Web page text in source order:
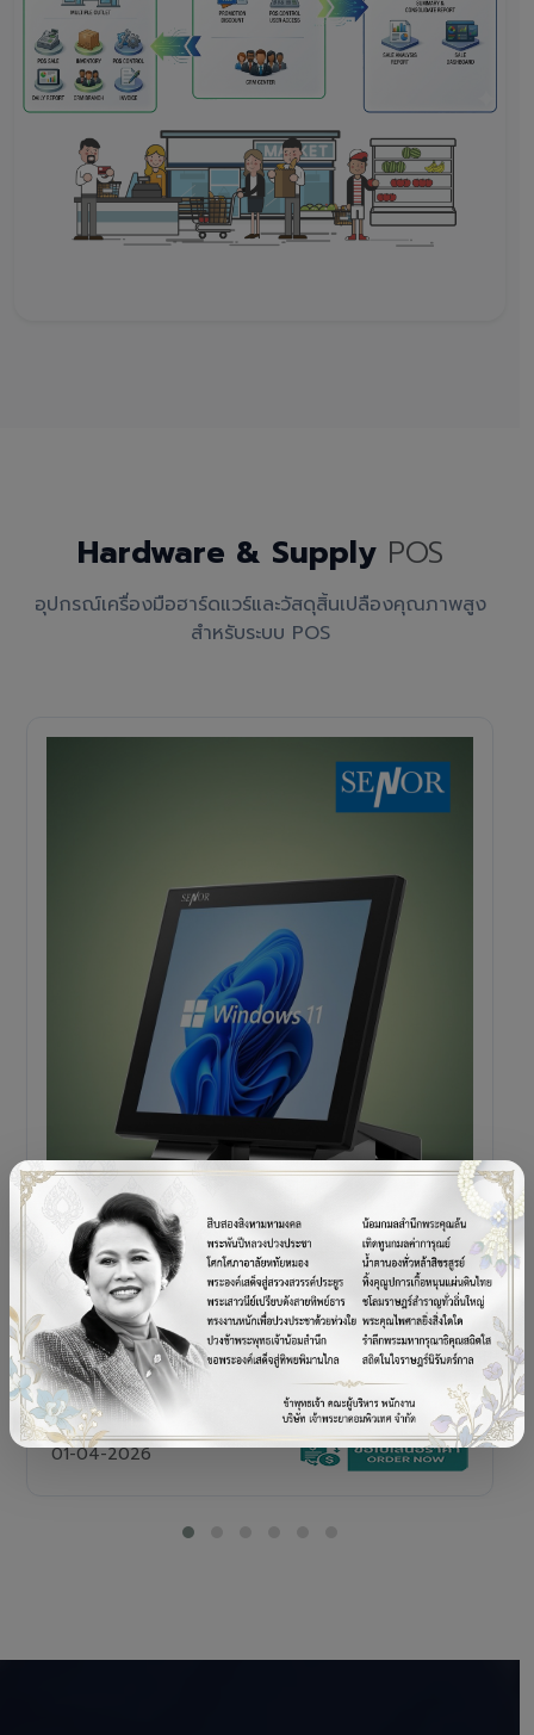
Hardware & Supply POS
อุปกรณ์เครื่องมือฮาร์ดแวร์และวัสดุสิ้นเปลืองคุณภาพสูง
สำหรับระบบ POS
POS TERMINAL
SENOR V+5s
เครื่อง POS All-in-One Touch Screen ดีไซน์พรีเมียม
01-04-2026